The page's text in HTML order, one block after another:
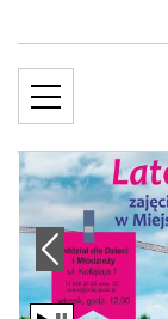
MENU
slajd